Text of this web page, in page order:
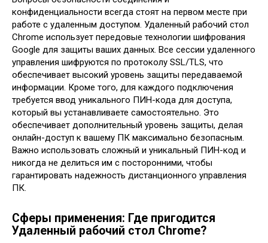
конфиденциальности всегда стоят на первом месте при
работе с удаленным доступом. Удаленный рабочий стол
Chrome использует передовые технологии шифрования
Google для защиты ваших данных. Все сессии удаленного
управления шифруются по протоколу SSL/TLS, что
обеспечивает высокий уровень защиты передаваемой
информации. Кроме того, для каждого подключения
требуется ввод уникального ПИН-кода для доступа,
который вы устанавливаете самостоятельно. Это
обеспечивает дополнительный уровень защиты, делая
онлайн-доступ к вашему ПК максимально безопасным.
Важно использовать сложный и уникальный ПИН-код и
никогда не делиться им с посторонними, чтобы
гарантировать надежность дистанционного управления
ПК.
Сферы применения: Где пригодится
Удаленный рабочий стол Chrome?